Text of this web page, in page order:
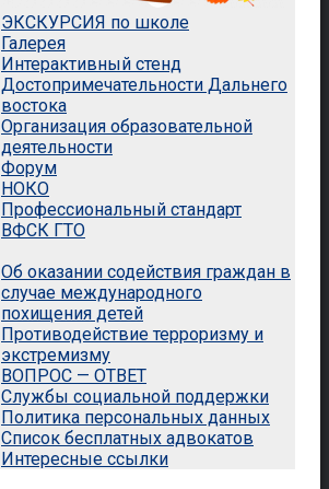
ЭКСКУРСИЯ по школе
Галерея
Интерактивный стенд
Достопримечательности Дальнего
востока
Организация образовательной
деятельности
Форум
НОКО
Профессиональный стандарт
ВФСК ГТО
Об оказании содействия граждан в
случае международного
похищения детей
Противодействие терроризму и
экстремизму
ВОПРОС — ОТВЕТ
Службы социальной поддержки
Политика персональных данных
Список бесплатных адвокатов
Интересные ссылки